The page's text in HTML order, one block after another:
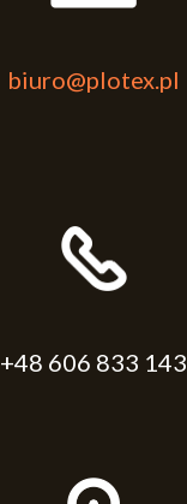
biuro@plotex.pl
+48 606 833 143